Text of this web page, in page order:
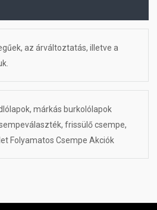
az árváltoztatás, illetve a
márkás burkolólapok
frissülő csempe,
Folyamatos Csempe Akciók